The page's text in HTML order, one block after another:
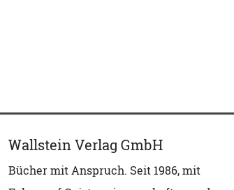
Wallstein Verlag GmbH
Bücher mit Anspruch. Seit 1986, mit